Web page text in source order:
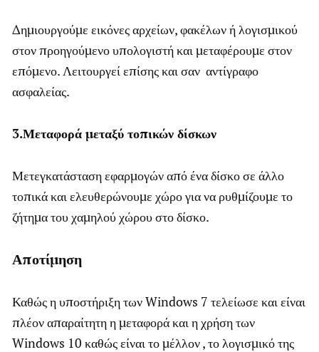
Δημιουργούμε εικόνες αρχείων, φακέλων ή λογισμικού
στον προηγούμενο υπολογιστή και μεταφέρουμε στον
επόμενο. Λειτουργεί επίσης και σαν αντίγραφο
ασφαλείας.
3.Μεταφορά μεταξύ τοπικών δίσκων
Μετεγκατάσταση εφαρμογών από ένα δίσκο σε άλλο
τοπικά και ελευθερώνουμε χώρο για να ρυθμίζουμε το
ζήτημα του χαμηλού χώρου στο δίσκο.
Αποτίμηση
Καθώς η υποστήριξη των Windows 7 τελείωσε και είναι
πλέον απαραίτητη η μεταφορά και η χρήση των
Windows 10 καθώς είναι το μέλλον , το λογισμικό της